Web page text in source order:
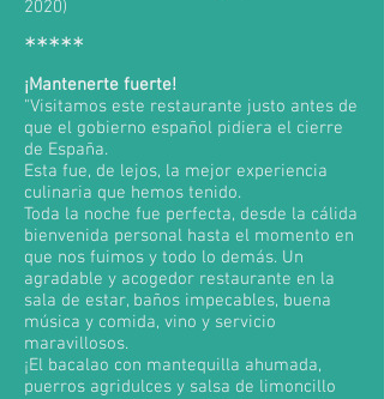
2020)
*****
¡Mantenerte fuerte!
"Visitamos este restaurante justo antes de
que el gobierno español pidiera el cierre
de España.
Esta fue, de lejos, la mejor experiencia
culinaria que hemos tenido.
Toda la noche fue perfecta, desde la cálida
bienvenida personal hasta el momento en
que nos fuimos y todo lo demás. Un
agradable y acogedor restaurante en la
sala de estar, baños impecables, buena
música y comida, vino y servicio
maravillosos.
¡El bacalao con mantequilla ahumada,
puerros agridulces y salsa de limoncillo